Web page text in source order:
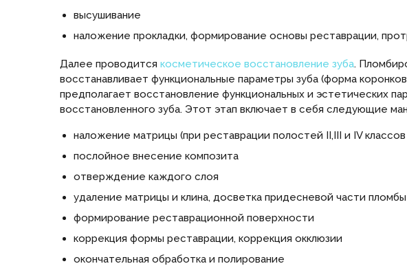
высушивание
наложение прокладки, формирование основы реставрации,
Далее проводится косметическое восстановление зуба.
восстанавливает функциональные параметры зуба (форма
предполагает восстановление функциональных и эстетических
восстановленного зуба. Этот этап включает в себя следующие
наложение матрицы (при реставрации полостей II,III и IV
послойное внесение композита
отверждение каждого слоя
удаление матрицы и клина, досветка придесневой части
формирование реставрационной поверхности
коррекция формы реставрации, коррекция окклюзии
окончательная обработка и полирование